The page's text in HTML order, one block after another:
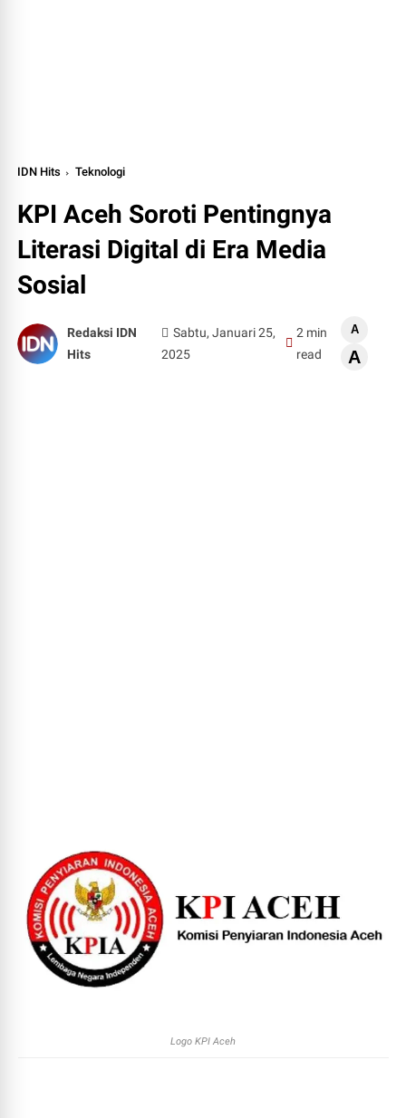
IDN Hits Teknologi
KPI Aceh Soroti Pentingnya
Literasi Digital di Era Media
Sosial
Redaksi IDN
Hits
Sabtu, Januari 25,
2025
2 min
read
A
A
Logo KPI Aceh